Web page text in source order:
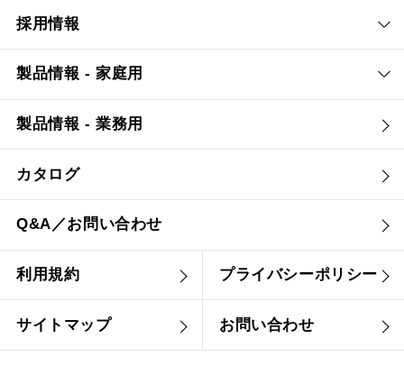
採用情報
製品情報 - 家庭用
製品情報 - 業務用
カタログ
Q&A／お問い合わせ
利用規約 プライバシーポリシー
サイトマップ お問い合わせ